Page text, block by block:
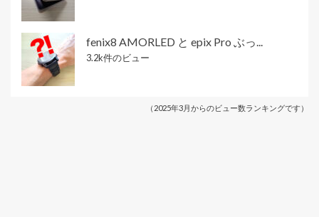
fenix8 AMORLED と epix Pro ぶっ...
3.2k件のビュー
（2025年3月からのビュー数ランキングです）